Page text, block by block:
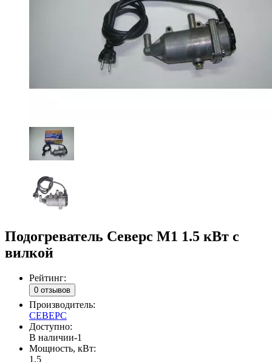
Подогреватель Северс М1 1.5 кВт с
вилкой
Рейтинг:
0 отзывов
Производитель:
СЕВЕРС
Доступно:
В наличии-1
Мощность, кВт:
1,5